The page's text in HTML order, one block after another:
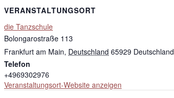
VERANSTALTUNGSORT
die Tanzschule
Bolongarostraße 113
Frankfurt am Main, Deutschland 65929 Deutschland
Telefon
+4969302976
Veranstaltungsort-Website anzeigen